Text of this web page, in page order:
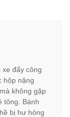
đẩy công
hộp nặng
không gặp
tông. Bánh
bị hư hỏng